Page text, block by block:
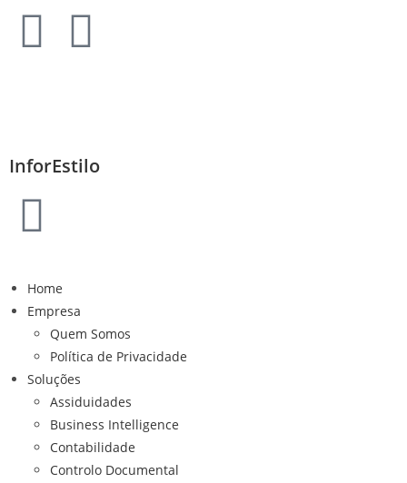
InforEstilo
Home
Empresa
Quem Somos
Política de Privacidade
Soluções
Assiduidades
Business Intelligence
Contabilidade
Controlo Documental